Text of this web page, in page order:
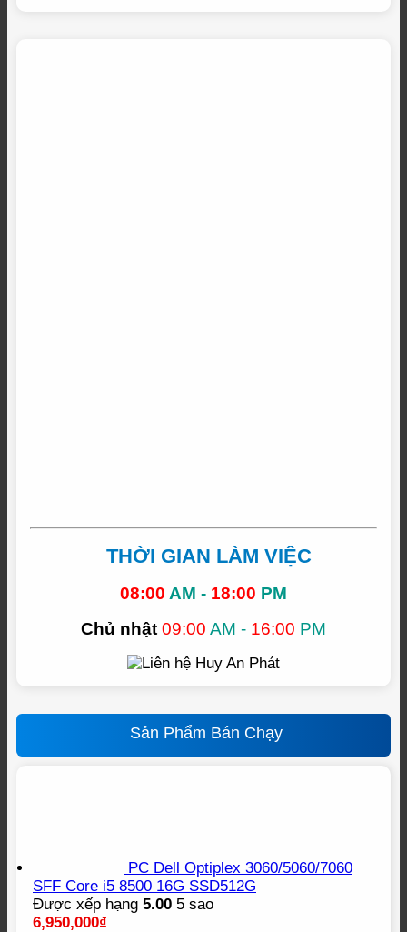
THỜI GIAN LÀM VIỆC
08:00 AM - 18:00 PM
Chủ nhật 09:00 AM - 16:00 PM
Sản Phẩm Bán Chạy
PC Dell Optiplex 3060/5060/7060
SFF Core i5 8500 16G SSD512G
Được xếp hạng 5.00 5 sao
6,950,000₫